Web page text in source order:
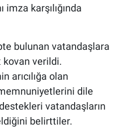
imza karşılığında
bulunan vatandaşlara
kovan verildi.
arıcılığa olan
dile
vatandaşların
belirttiler.